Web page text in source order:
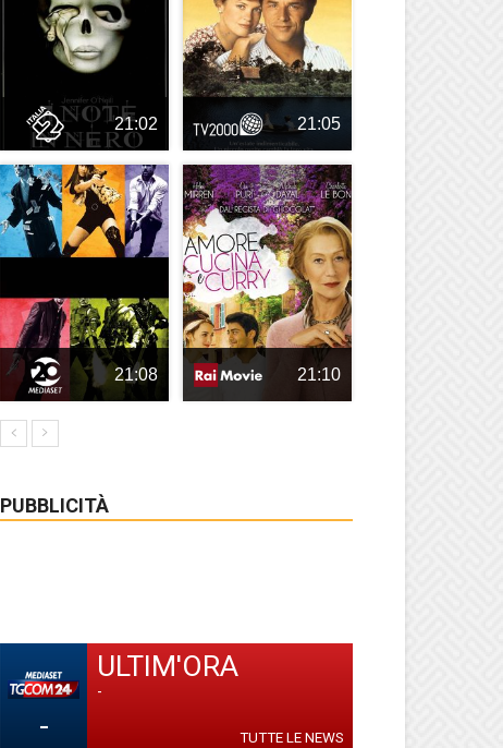
21:02 21:05
21:08 21:10
PUBBLICITÀ
-
ULTIM'ORA
-
TUTTE LE NEWS